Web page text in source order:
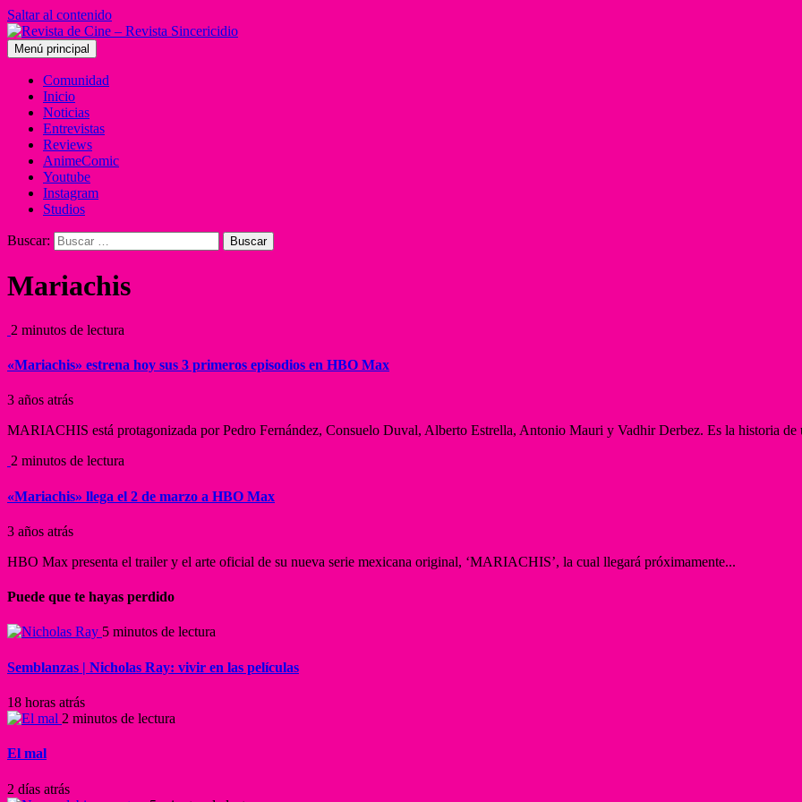
Saltar al contenido
Menú principal
Comunidad
Inicio
Noticias
Entrevistas
Reviews
AnimeComic
Youtube
Instagram
Studios
Buscar:
Mariachis
2 minutos de lectura
«Mariachis» estrena hoy sus 3 primeros episodios en HBO Max
3 años atrás
MARIACHIS está protagonizada por Pedro Fernández, Consuelo Duval, Alberto Estrella, Antonio Mauri y Vadhir Derbez. Es la historia de
2 minutos de lectura
«Mariachis» llega el 2 de marzo a HBO Max
3 años atrás
HBO Max presenta el trailer y el arte oficial de su nueva serie mexicana original, ‘MARIACHIS’, la cual llegará próximamente...
Puede que te hayas perdido
5 minutos de lectura
Semblanzas | Nicholas Ray: vivir en las películas
18 horas atrás
2 minutos de lectura
El mal
2 días atrás